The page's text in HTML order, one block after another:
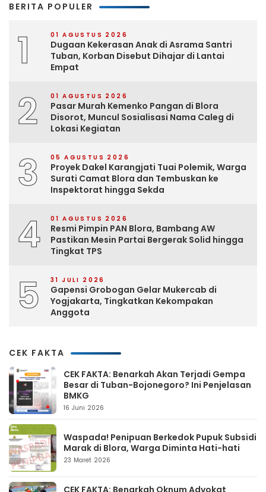
BERITA POPULER
1 01 AGUSTUS 2026
Dugaan Kekerasan Anak di Asrama Santri
Tuban, Korban Disebut Dihajar di Lantai
Empat
2 01 AGUSTUS 2026
Pasar Murah Kemenko Pangan di Blora
Disorot, Muncul Sosialisasi Nama Caleg di
Lokasi Kegiatan
3 05 AGUSTUS 2026
Proyek Dakel Karangjati Tuai Polemik, Warga
Surati Camat Blora dan Tembuskan ke
Inspektorat hingga Sekda
4 01 AGUSTUS 2026
Resmi Pimpin PAN Blora, Bambang AW
Pastikan Mesin Partai Bergerak Solid hingga
Tingkat TPS
5 31 JULI 2026
Gapensi Grobogan Gelar Mukercab di
Yogjakarta, Tingkatkan Kekompakan
Anggota
CEK FAKTA
CEK FAKTA: Benarkah Akan Terjadi Gempa
Besar di Tuban-Bojonegoro? Ini Penjelasan
BMKG
16 Juni 2026
Waspada! Penipuan Berkedok Pupuk Subsidi
Marak di Blora, Warga Diminta Hati-hati
23 Maret 2026